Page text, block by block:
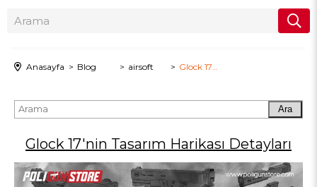
Anasayfa Blog airsoft
Ara
Glock 17'nin Tasarım Harikası Detayları